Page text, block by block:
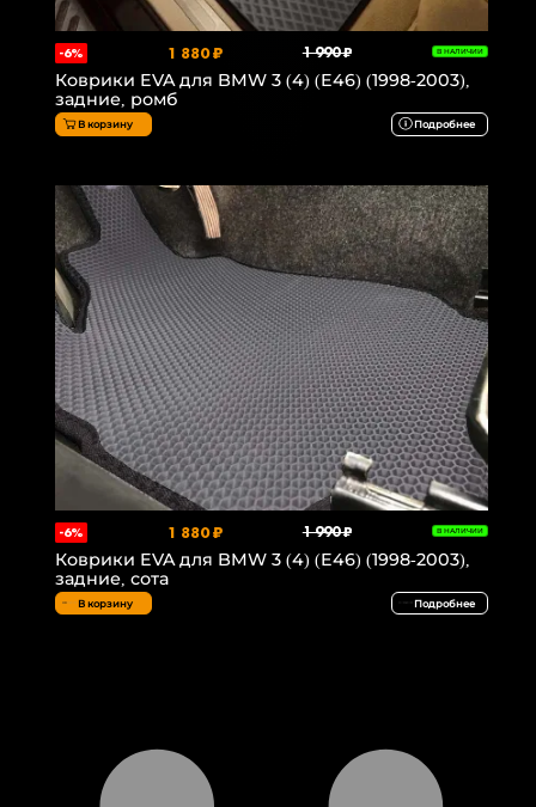
-6% 1 880 ₽ 1 990 ₽ В НАЛИЧИИ
Коврики EVA для BMW 3 (4) (E46) (1998-2003),
задние, ромб
В корзину Подробнее
-6% 1 880 ₽ 1 990 ₽ В НАЛИЧИИ
Коврики EVA для BMW 3 (4) (E46) (1998-2003),
задние, сота
В корзину Подробнее